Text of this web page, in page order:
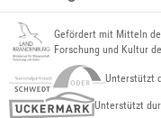
Gefördert mit Mitteln
Forschung und Kultur
Unterstützt
Unterstützt